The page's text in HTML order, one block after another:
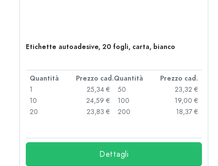
Etichette autoadesive, 20 fogli, carta, bianco
Quantità Prezzo cad.Quantità
Prezzo cad.
1
25,34 €
10
24,59 €
20
23,83 €
50
23,32 €
100
19,00 €
200
18,37 €
Dettagli